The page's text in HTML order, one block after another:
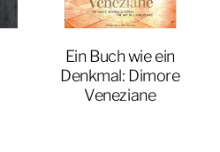
Ein Buch wie ein
Denkmal: Dimore
Veneziane